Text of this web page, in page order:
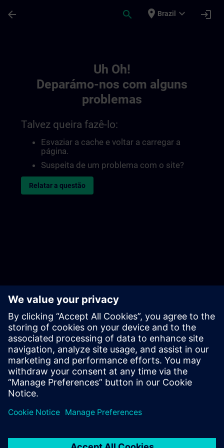
arrow_back search place Brazil expand_more login
Uh Oh!
Deparámo-nos com alguns
problemas
Talvez queira fazê-lo:
Esvaziar a cache e voltar a carregar a
página.
Suspeita de um problema com o site?
Relatar a questão